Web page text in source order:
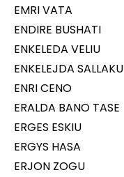
EMRI VATA
ENDIRE BUSHATI
ENKELEDA VELIU
ENKELEJDA SALLAKU
ENRI CENO
ERALDA BANO TASE
ERGES ESKIU
ERGYS HASA
ERJON ZOGU